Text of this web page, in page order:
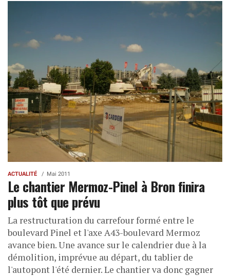
ACTUALITÉ Mai 2011
Le chantier Mermoz-Pinel à Bron finira
plus tôt que prévu
La restructuration du carrefour formé entre le
boulevard Pinel et l'axe A43-boulevard Mermoz
avance bien. Une avance sur le calendrier due à la
démolition, imprévue au départ, du tablier de
l'autopont l'été dernier. Le chantier va donc gagner